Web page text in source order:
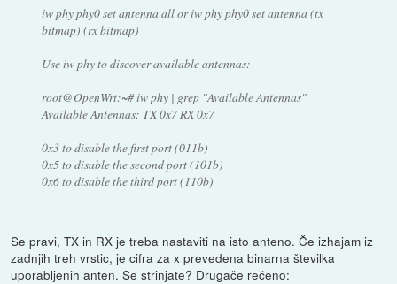
iw phy phy0 set antenna all or iw phy phy0 set antenna (tx
bitmap) (rx bitmap)
Use iw phy to discover available antennas:
root@OpenWrt:~# iw phy | grep "Available Antennas"
Available Antennas: TX 0x7 RX 0x7
0x3 to disable the first port (011b)
0x5 to disable the second port (101b)
0x6 to disable the third port (110b)
Se pravi, TX in RX je treba nastaviti na isto anteno. Če izhajam iz
zadnjih treh vrstic, je cifra za x prevedena binarna številka
uporabljenih anten. Se strinjate? Drugače rečeno: